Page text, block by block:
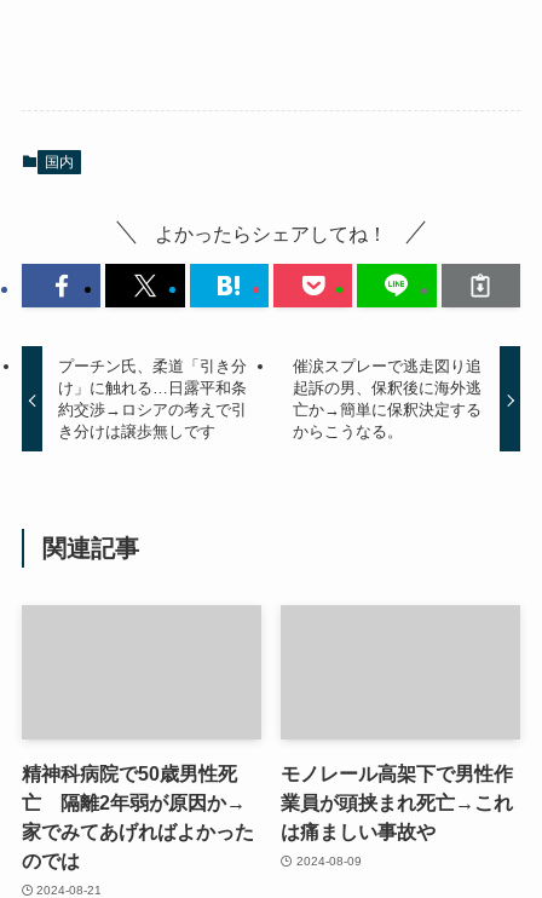
国内
よかったらシェアしてね！
プーチン氏、柔道「引き分
け」に触れる…日露平和条
約交渉→ロシアの考えで引
き分けは譲歩無しです
催涙スプレーで逃走図り追
起訴の男、保釈後に海外逃
亡か→簡単に保釈決定する
からこうなる。
関連記事
精神科病院で50歳男性死
亡 隔離2年弱が原因か→
家でみてあげればよかった
のでは
2024-08-21
モノレール高架下で男性作
業員が頭挟まれ死亡→これ
は痛ましい事故や
2024-08-09